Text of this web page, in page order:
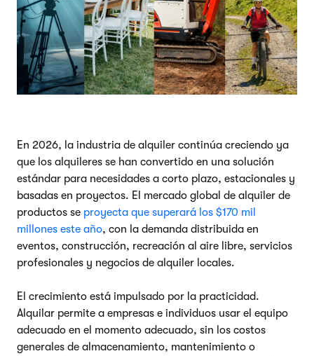
En 2026, la industria de alquiler continúa creciendo ya
que los alquileres se han convertido en una solución
estándar para necesidades a corto plazo, estacionales y
basadas en proyectos. El mercado global de alquiler de
productos se proyecta que superará los $170 mil
millones este año, con la demanda distribuida en
eventos, construcción, recreación al aire libre, servicios
profesionales y negocios de alquiler locales.
El crecimiento está impulsado por la practicidad.
Alquilar permite a empresas e individuos usar el equipo
adecuado en el momento adecuado, sin los costos
generales de almacenamiento, mantenimiento o